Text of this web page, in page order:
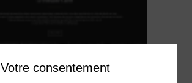
Votre consentement